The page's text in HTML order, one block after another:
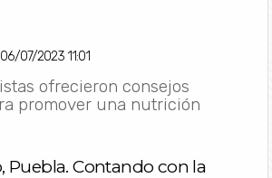
06/07/2023 11:01
ofrecieron consejos
promover una nutrición
Puebla. Contando con la